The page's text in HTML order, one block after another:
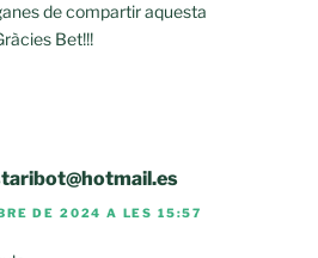
de compartir aquesta
Bet!!!
DE 2024 A LES 15:57